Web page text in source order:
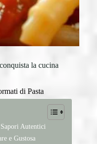
la cucina
di Pasta
Autentici
e Gustosa